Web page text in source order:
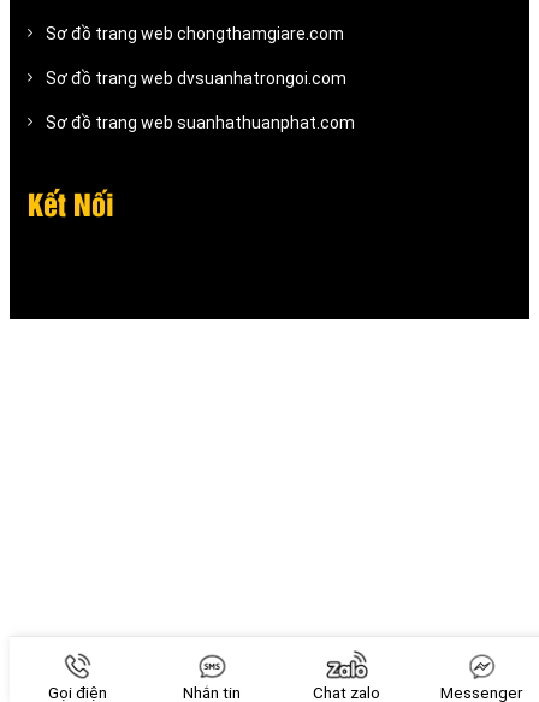
Sơ đồ trang web chongthamgiare.com
Sơ đồ trang web dvsuanhatrongoi.com
Sơ đồ trang web suanhathuanphat.com
Kết Nối
Gọi điện Nhắn tin Chat zalo Messenger